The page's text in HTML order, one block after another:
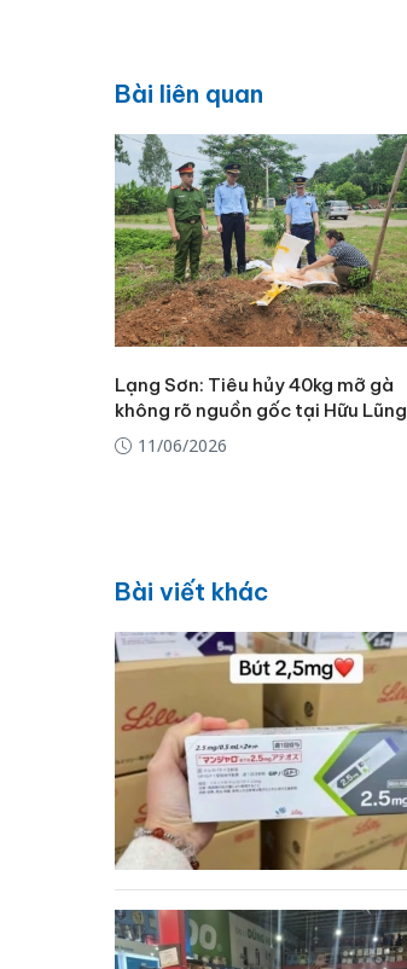
Bài liên quan
Lạng Sơn: Tiêu hủy 40kg mỡ gà
không rõ nguồn gốc tại Hữu Lũng
11/06/2026
Bài viết khác